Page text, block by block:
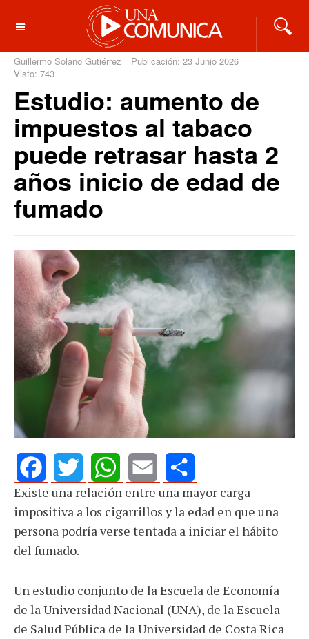
OFF CANVAS
Guillermo Solano Gutiérrez
Publicación: 23 Junio 2026
Visto: 743
Estudio: aumento de
impuestos al tabaco
puede retrasar hasta 2
años inicio de edad de
fumado
FacebookTwitterWhatsApp
Email Share
Existe una relación entre una mayor carga
impositiva a los cigarrillos y la edad en que una
persona podría verse tentada a iniciar el hábito
del fumado.
Un estudio conjunto de la Escuela de Economía
de la Universidad Nacional (UNA), de la Escuela
de Salud Pública de la Universidad de Costa Rica